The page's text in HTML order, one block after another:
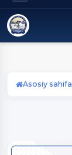
Asosiy sahifa